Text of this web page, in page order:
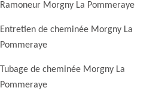
Ramoneur Morgny La Pommeraye
Entretien de cheminée Morgny La
Pommeraye
Tubage de cheminée Morgny La
Pommeraye